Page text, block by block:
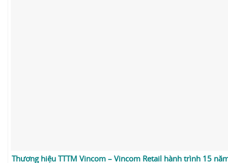
Thương hiệu TTTM Vincom – Vincom Retail hành trình 15